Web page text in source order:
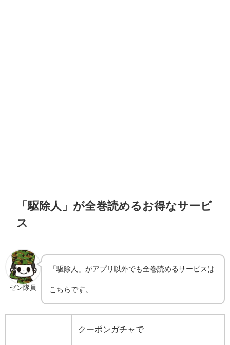
「駆除人」が全巻読めるお得なサービ
ス
ゼン隊員
「駆除人」がアプリ以外でも全巻読めるサービスは
こちらです。
クーポンガチャで